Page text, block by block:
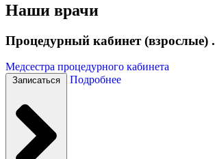
Наши врачи
Процедурный кабинет (взрослые) .
Медсестра процедурного кабинета
Записаться Подробнее